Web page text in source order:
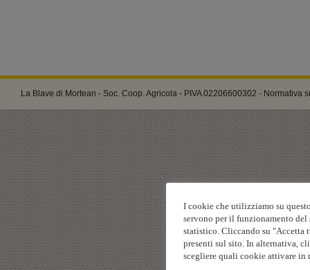
La Blave di Mortean - Soc. Coop. Agricola - PIVA 02206600302 - Normativa
I cookie che utilizziamo su
servono per il funzionamento del
statistico. Cliccando su
presenti sul sito. In alternativa,
scegliere quali cookie attivare in